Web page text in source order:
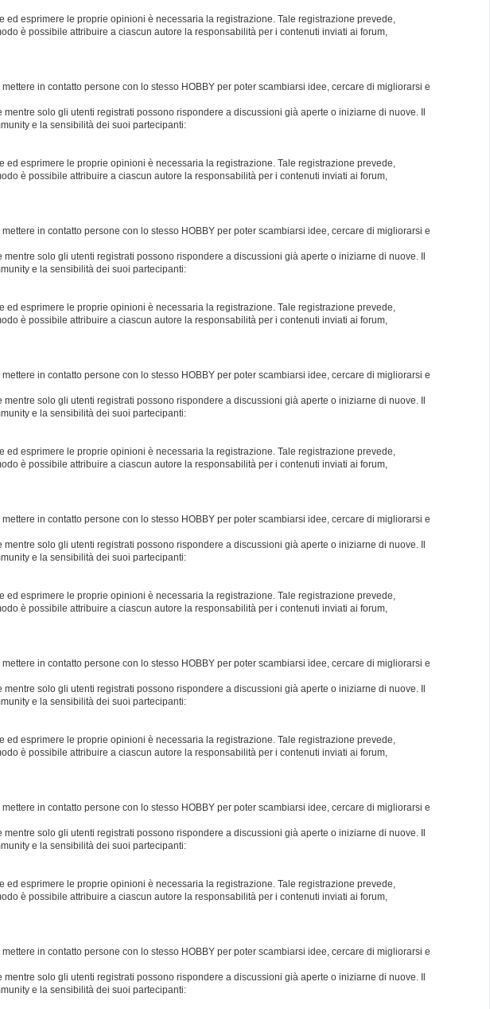
esprimere le proprie opinioni è necessaria la registrazione. Tale registrazione prevede,
è possibile attribuire a ciascun autore la responsabilità per i contenuti inviati ai forum,
in contatto persone con lo stesso HOBBY per poter scambiarsi idee, cercare di migliorarsi e
solo gli utenti registrati possono rispondere a discussioni già aperte o iniziarne di nuove. Il
e la sensibilità dei suoi partecipanti:
esprimere le proprie opinioni è necessaria la registrazione. Tale registrazione prevede,
è possibile attribuire a ciascun autore la responsabilità per i contenuti inviati ai forum,
in contatto persone con lo stesso HOBBY per poter scambiarsi idee, cercare di migliorarsi e
solo gli utenti registrati possono rispondere a discussioni già aperte o iniziarne di nuove. Il
e la sensibilità dei suoi partecipanti:
esprimere le proprie opinioni è necessaria la registrazione. Tale registrazione prevede,
è possibile attribuire a ciascun autore la responsabilità per i contenuti inviati ai forum,
in contatto persone con lo stesso HOBBY per poter scambiarsi idee, cercare di migliorarsi e
solo gli utenti registrati possono rispondere a discussioni già aperte o iniziarne di nuove. Il
e la sensibilità dei suoi partecipanti:
esprimere le proprie opinioni è necessaria la registrazione. Tale registrazione prevede,
è possibile attribuire a ciascun autore la responsabilità per i contenuti inviati ai forum,
in contatto persone con lo stesso HOBBY per poter scambiarsi idee, cercare di migliorarsi e
solo gli utenti registrati possono rispondere a discussioni già aperte o iniziarne di nuove. Il
e la sensibilità dei suoi partecipanti:
esprimere le proprie opinioni è necessaria la registrazione. Tale registrazione prevede,
è possibile attribuire a ciascun autore la responsabilità per i contenuti inviati ai forum,
in contatto persone con lo stesso HOBBY per poter scambiarsi idee, cercare di migliorarsi e
solo gli utenti registrati possono rispondere a discussioni già aperte o iniziarne di nuove. Il
e la sensibilità dei suoi partecipanti:
esprimere le proprie opinioni è necessaria la registrazione. Tale registrazione prevede,
è possibile attribuire a ciascun autore la responsabilità per i contenuti inviati ai forum,
in contatto persone con lo stesso HOBBY per poter scambiarsi idee, cercare di migliorarsi e
solo gli utenti registrati possono rispondere a discussioni già aperte o iniziarne di nuove. Il
e la sensibilità dei suoi partecipanti:
esprimere le proprie opinioni è necessaria la registrazione. Tale registrazione prevede,
è possibile attribuire a ciascun autore la responsabilità per i contenuti inviati ai forum,
in contatto persone con lo stesso HOBBY per poter scambiarsi idee, cercare di migliorarsi e
solo gli utenti registrati possono rispondere a discussioni già aperte o iniziarne di nuove. Il
e la sensibilità dei suoi partecipanti: